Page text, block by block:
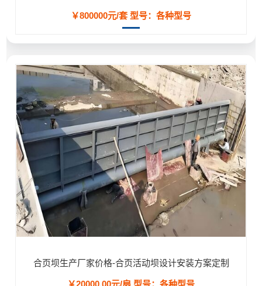
￥800000元/套型号：各种型号
合页坝生产厂家价格-合页活动坝设计安装方案定制